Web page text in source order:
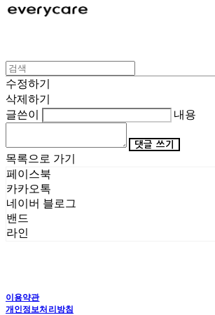
수정하기
삭제하기
글쓴이
내용
댓글 쓰기
목록으로 가기
페이스북
카카오톡
네이버 블로그
밴드
라인
이용약관
개인정보처리방침